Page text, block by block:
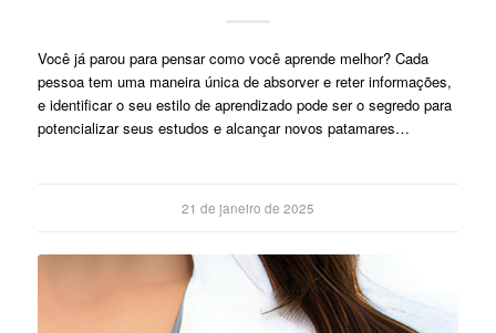
Você já parou para pensar como você aprende melhor? Cada
pessoa tem uma maneira única de absorver e reter informações,
e identificar o seu estilo de aprendizado pode ser o segredo para
potencializar seus estudos e alcançar novos patamares…
21 de janeiro de 2025